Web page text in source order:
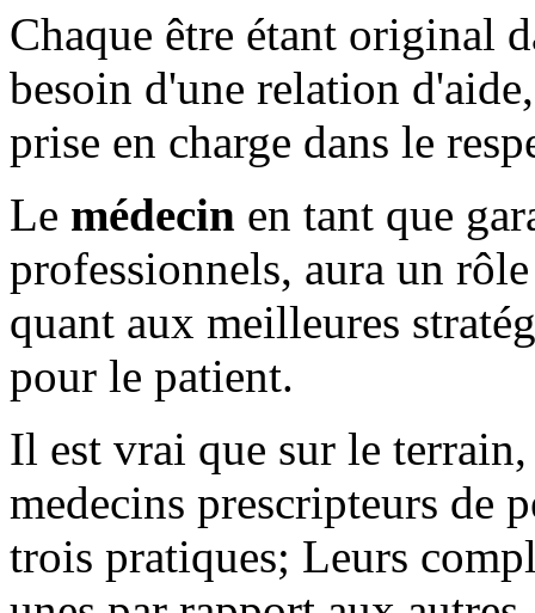
Chaque être étant original
besoin d'une relation
prise en charge dans le
Le médecin en tant que
professionnels, aura un
quant aux meilleures
pour le patient.
Il est vrai que sur le
medecins prescripteurs de
trois pratiques; Leurs